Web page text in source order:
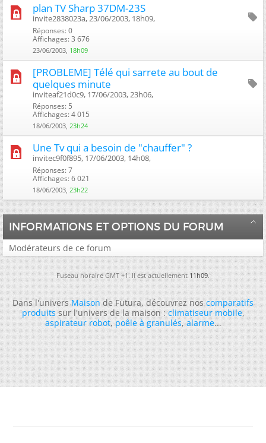
plan TV Sharp 37DM-23S
invite2838023a, 23/06/2003, 18h09, ‎
Réponses: 0
Affichages: 3 676
23/06/2003, 18h09
[PROBLEME] Télé qui sarrete au bout de
quelques minute
inviteaf21d0c9, 17/06/2003, 23h06, ‎
Réponses: 5
Affichages: 4 015
18/06/2003, 23h24
Une Tv qui a besoin de "chauffer" ?
invitec9f0f895, 17/06/2003, 14h08, ‎
Réponses: 7
Affichages: 6 021
18/06/2003, 23h22
INFORMATIONS ET OPTIONS DU FORUM
Modérateurs de ce forum
Fuseau horaire GMT +1. Il est actuellement11h09.
Dans l'universMaisonde Futura, découvrez noscomparatifs
produitssur l'univers de la maison :climatiseur mobile,
aspirateur robot,poêle à granulés,alarme...